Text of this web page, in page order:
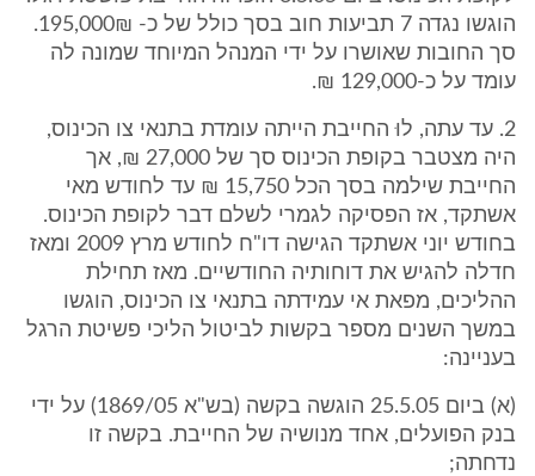
הוגשו נגדה 7 תביעות חוב בסך כולל של כ- 195,000₪.
סך החובות שאושרו על ידי המנהל המיוחד שמונה לה
עומד על כ-129,000 ₪.
2. עד עתה, לוּ החייבת הייתה עומדת בתנאי צו הכינוס,
היה מצטבר בקופת הכינוס סך של 27,000 ₪, אך
החייבת שילמה בסך הכל 15,750 ₪ עד לחודש מאי
אשתקד, אז הפסיקה לגמרי לשלם דבר לקופת הכינוס.
בחודש יוני אשתקד הגישה דו"ח לחודש מרץ 2009 ומאז
חדלה להגיש את דוחותיה החודשיים. מאז תחילת
ההליכים, מפאת אי עמידתה בתנאי צו הכינוס, הוגשו
במשך השנים מספר בקשות לביטול הליכי פשיטת הרגל
בעניינה:
(א) ביום 25.5.05 הוגשה בקשה (בש"א 1869/05) על ידי
בנק הפועלים, אחד מנושיה של החייבת. בקשה זו
נדחתה;